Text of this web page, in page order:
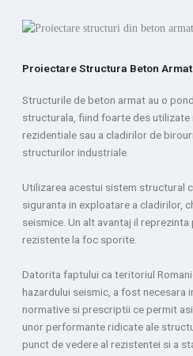
Proiectare Structura Beton Armat
Structurile de beton armat au o
structurala, fiind foarte des utilizate
rezidentiale sau a cladirilor de
structurilor industriale.
Utilizarea acestui sistem structural
siguranta in exploatare a cladirilor,
seismice. Un alt avantaj il
rezistente la foc sporite.
Datorita faptului ca teritoriul
hazardului seismic, a fost necesara
normative si prescriptii ce permit
unor performante ridicate ale
punct de vedere al rezistentei si a